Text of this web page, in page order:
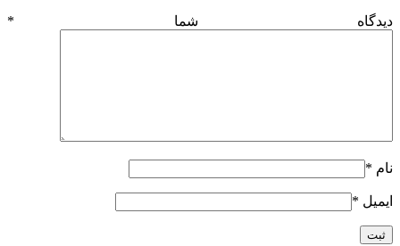
دیدگاه شما *
نام *
ایمیل *